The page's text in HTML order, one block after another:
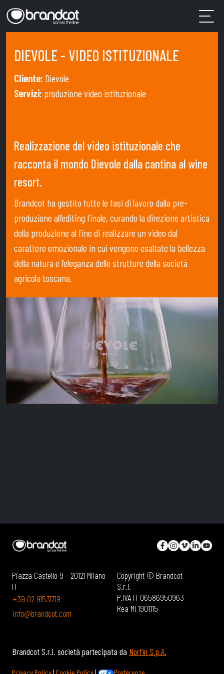
DIEVOLE - VIDEO ISTITUZIONALE
Cliente: Dievole
Servizi: produzione video istituzionale
Realizzazione del video istituzionale che
racconta il mondo Dievole dalla cantina al wine
resort.
Brandcot ha gestito tutte le fasi di lavoro dalla pre-
produzione all’editing finale, curando la direzione artistica
della produzione al fine di realizzare un video dal
carattere emozionale in cui vengono esaltate la bellezza
della natura e l’eleganza delle strutture della società
agricola toscana.
Piazza Castello 9 - 20121 Milano
IT
+39 02 91531719
info@brandcot.com
Copyright © Brandcot
S.r.l.
P.IVA IT 06586950963
Rea MI 1901115
Brandcot S.r.l. società partecipata da Norfin S.p.A.